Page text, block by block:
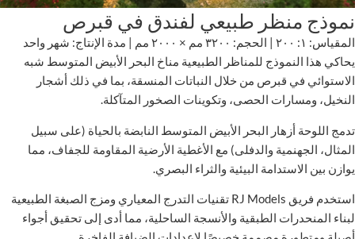
نموذج منظر طبيعي لفندق في قبرص
المقياس: ١: ٢٠٠ | الحجم: ٣٢٠٠ مم × ٢٠٠٠ مم | مدة الإنتاج: شهر واحد
يحاكي هذا النموذج للمناظر الطبيعية مناخ البحر الأبيض المتوسط شبه
الاستوائي في قبرص من خلال النباتات المنسقة، بما في ذلك أشجار
النخيل، ومسارات الحصى، وتكوينات الصخور المتآكلة.
تدمج اللوحة أزهار البحر الأبيض المتوسط النابضة بالحياة (على سبيل
المثال، الجهنمية والدفلى) مع الأغطية الأرضية المقاومة للجفاف، مما
يوازن بين الاستدامة البيئية والثراء البصري.
استخدم فريق RJ Models تقنيات التدرج المعياري ومزج الصبغة الطبيعية
لبناء المنحدرات الطبقية والأنسجة الساحلية، مما أدى إلى تحقيق أجواء